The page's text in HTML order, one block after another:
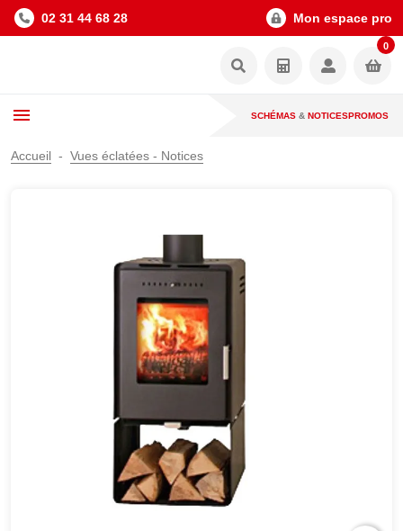
02 31 44 68 28 Mon espace pro
0
SCHÉMAS & NOTICESPROMOS
Accueil Vues éclatées - Notices